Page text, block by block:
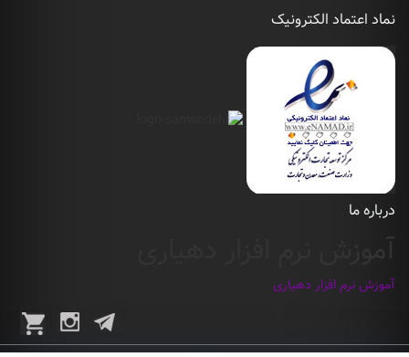
نماد اعتماد الکترونیک
درباره ما
آموزش نرم افزار دهیاری